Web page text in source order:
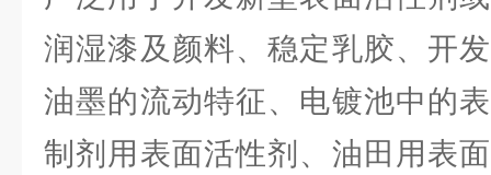
润湿漆及颜料、稳定乳胶、开
油墨的流动特征、电镀池中的
制剂用表面活性剂、油田用表